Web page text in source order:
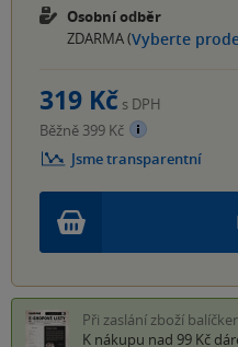
Osobní odběr
ZDARMA (Vyberte
319 Kč s DPH
Běžně 399 Kč
Jsme transparentní
Při zaslání zboží
K nákupu nad 99 Kč